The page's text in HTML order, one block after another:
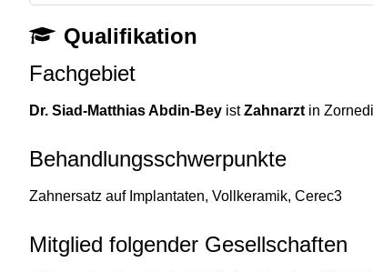
Qualifikation
Fachgebiet
Dr. Siad-Matthias Abdin-Bey istZahnarzt in
Behandlungsschwerpunkte
Zahnersatz auf Implantaten, Vollkeramik, Cerec3
Mitglied folgender Gesellschaften